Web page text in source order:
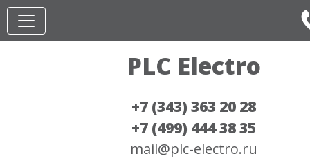
PLC Electro
+7 (343) 363 20 28
+7 (499) 444 38 35
mail@plc-electro.ru